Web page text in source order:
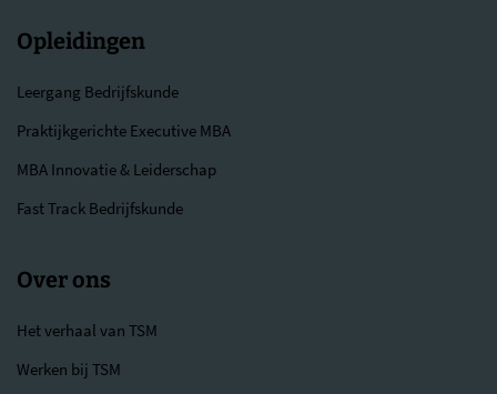
Opleidingen
Leergang Bedrijfskunde
Praktijkgerichte Executive MBA
MBA Innovatie & Leiderschap
Fast Track Bedrijfskunde
Over ons
Het verhaal van TSM
Werken bij TSM